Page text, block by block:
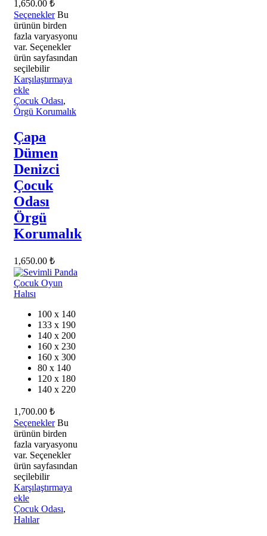
1,650.00 ₺
Seçenekler Bu
ürünün birden
fazla varyasyonu
var. Seçenekler
ürün sayfasından
seçilebilir
Karşılaştırmaya
ekle
Çocuk Odası,
Örgü Korumalık
Çapa
Dümen
Denizci
Çocuk
Odası
Örgü
Korumalık
1,650.00 ₺
100 x 140
133 x 190
140 x 200
160 x 230
160 x 300
80 x 140
120 x 180
140 x 220
1,700.00 ₺
Seçenekler Bu
ürünün birden
fazla varyasyonu
var. Seçenekler
ürün sayfasından
seçilebilir
Karşılaştırmaya
ekle
Çocuk Odası,
Halılar